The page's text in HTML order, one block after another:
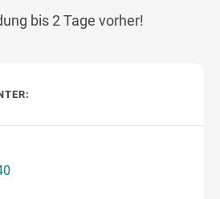
bis 2 Tage vorher!